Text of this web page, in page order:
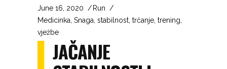
June 16, 2020
Run
Medicinka, Snaga, stabilnost, trčanje, trening,
vježbe
JAČANJE